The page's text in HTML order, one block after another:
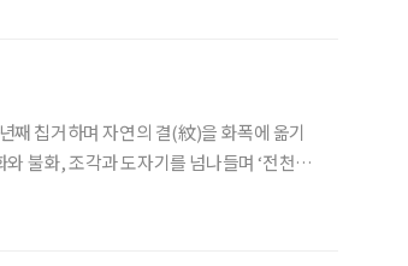
째 칩거하며 자연의 결(紋)을 화폭에 옮기
들며 ‘전천후